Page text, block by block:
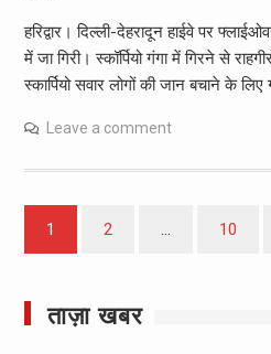
हरिद्वार। दिल्ली-देहरादून हाईवे पर
में जा गिरी। स्कॉर्पियो गंगा में गिरने से
स्कार्पियो सवार लोगों की जान बचाने के
Leave a comment
Posts
pagination
1 2 … 10
ताज़ा खबर